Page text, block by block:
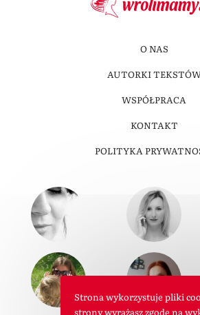
O NAS
AUTORKI
WSPÓŁPRACA
KONTAKT
POLITYKA
Strona wykorzystuje pliki
strony wyrażasz zgodę na